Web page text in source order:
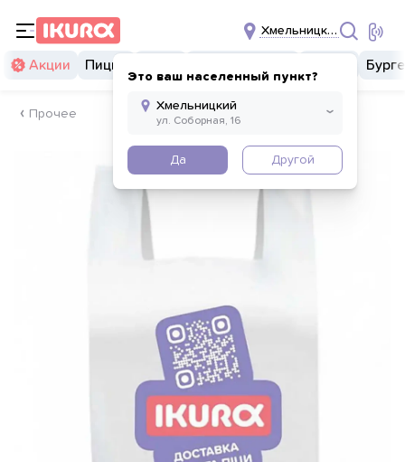
Хмельницкий
Это ваш населенный пункт?
Да Другой
Акции Пицца
Прочее